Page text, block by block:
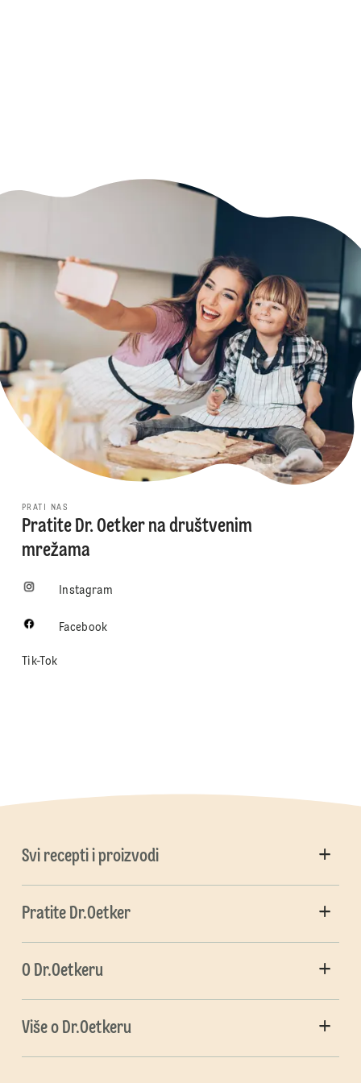
PRATI NAS
Pratite Dr. Oetker na društvenim
mrežama
Instagram
Facebook
Tik-Tok
Svi recepti i proizvodi
Pratite Dr.Oetker
O Dr.Oetkeru
Više o Dr.Oetkeru